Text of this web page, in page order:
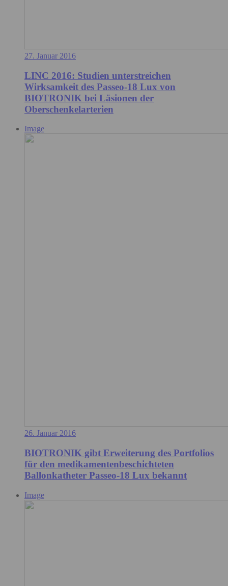
27. Januar 2016
LINC 2016: Studien unterstreichen
Wirksamkeit des Passeo-18 Lux von
BIOTRONIK bei Läsionen der
Oberschenkelarterien
Image
26. Januar 2016
BIOTRONIK gibt Erweiterung des Portfolios
für den medikamentenbeschichteten
Ballonkatheter Passeo-18 Lux bekannt
Image